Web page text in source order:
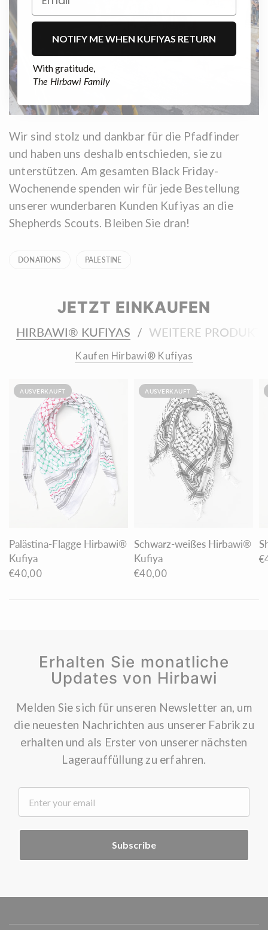
Wir sind stolz und dankbar für die Pfadfinder
und haben uns deshalb entschieden, sie zu
unterstützen. Am gesamten Black Friday-
Wochenende spenden wir für jede Bestellung
unserer wunderbaren Kunden Kufiyas an die
Shepherds Scouts. Bleiben Sie dran!
DONATIONS PALESTINE
JETZT EINKAUFEN
HIRBAWI® KUFIYAS / WEITERE
Kaufen Hirbawi® Kufiyas
AUSVERKAUFT
Palästina-Flagge Hirbawi®
Kufiya
€40,00
AUSVERKAUFT
Schwarz-weißes Hirbawi®
Kufiya
€40,00
Erhalten Sie monatliche
Updates von Hirbawi
Melden Sie sich für unseren Newsletter an, um
die neuesten Nachrichten aus unserer Fabrik zu
erhalten und als Erster von unserer nächsten
Lagerauffüllung zu erfahren.
.
Subscribe
NOTIFY ME WHEN KUFIYAS RETURN
With gratitude,
The Hirbawi Family